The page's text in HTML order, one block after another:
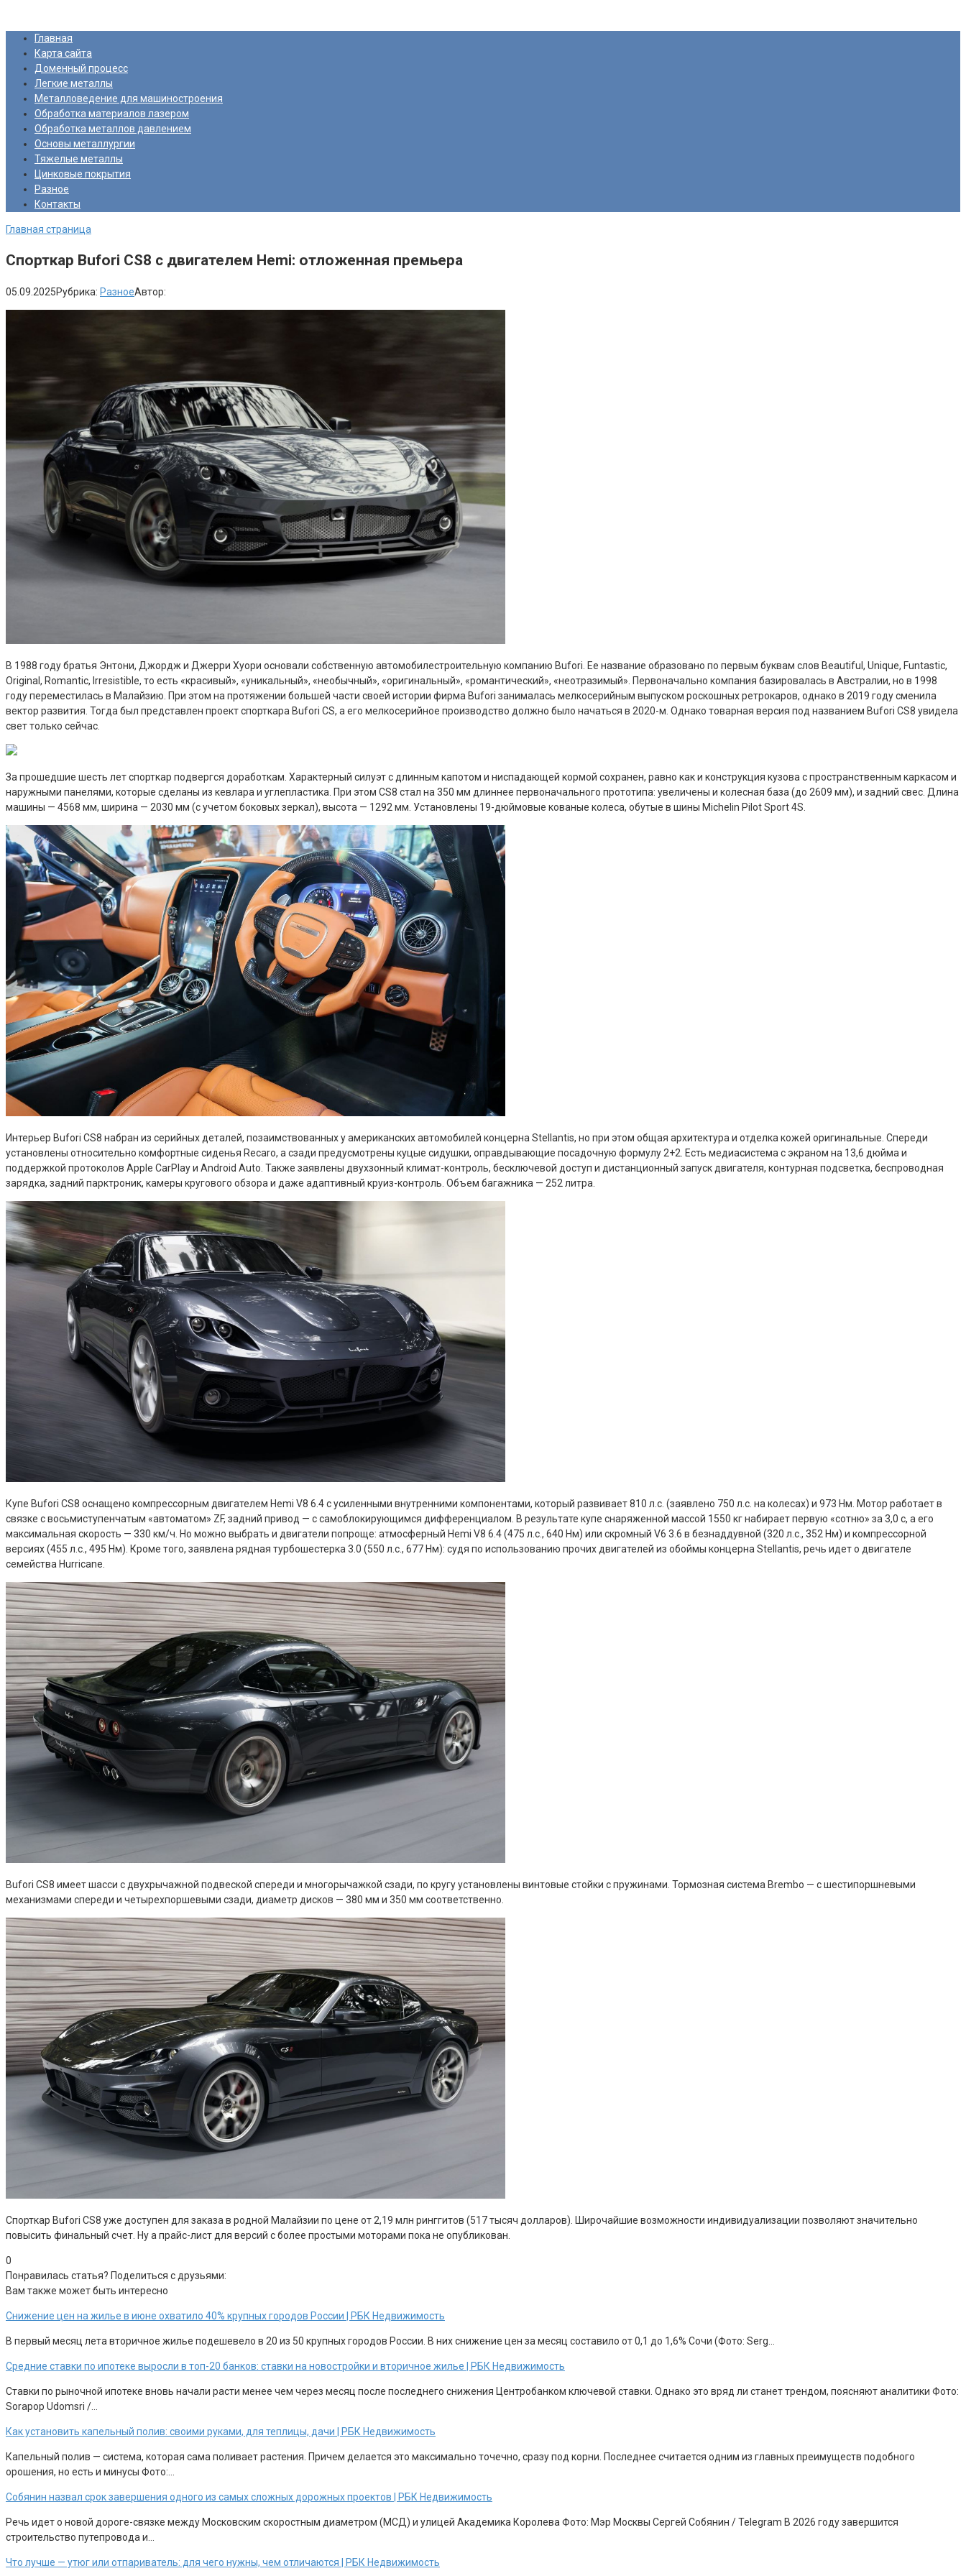
контентуГлавная
Карта сайта
Доменный процесс
Легкие металлы
Металловедение для машиностроения
Обработка материалов лазером
Обработка металлов давлением
Основы металлургии
Тяжелые металлы
Цинковые покрытия
Разное
Контакты
Главная страница
Спорткар Bufori CS8 с двигателем Hemi: отложенная премьера
05.09.2025Рубрика: РазноеАвтор:
В 1988 году братья Энтони, Джордж и Джерри Хуори основали собственную автомобилестроительную компанию Bufori. Ее название образовано по первым буквам слов Beautiful, Unique, Funtastic,
Original, Romantic, Irresistible, то есть «красивый», «уникальный», «необычный», «оригинальный», «романтический», «неотразимый». Первоначально компания базировалась в Австралии, но в 1998
году переместилась в Малайзию. При этом на протяжении большей части своей истории фирма Bufori занималась мелкосерийным выпуском роскошных ретрокаров, однако в 2019 году сменила
вектор развития. Тогда был представлен проект спорткара Bufori CS, а его мелкосерийное производство должно было начаться в 2020-м. Однако товарная версия под названием Bufori CS8 увидела
свет только сейчас.
За прошедшие шесть лет спорткар подвергся доработкам. Характерный силуэт с длинным капотом и ниспадающей кормой сохранен, равно как и конструкция кузова с пространственным каркасом и
наружными панелями, которые сделаны из кевлара и углепластика. При этом CS8 стал на 350 мм длиннее первоначального прототипа: увеличены и колесная база (до 2609 мм), и задний свес. Длина
машины — 4568 мм, ширина — 2030 мм (с учетом боковых зеркал), высота — 1292 мм. Установлены 19-дюймовые кованые колеса, обутые в шины Michelin Pilot Sport 4S.
Интерьер Bufori CS8 набран из серийных деталей, позаимствованных у американских автомобилей концерна Stellantis, но при этом общая архитектура и отделка кожей оригинальные. Спереди
установлены относительно комфортные сиденья Recaro, а сзади предусмотрены куцые сидушки, оправдывающие посадочную формулу 2+2. Есть медиасистема с экраном на 13,6 дюйма и
поддержкой протоколов Apple CarPlay и Android Auto. Также заявлены двухзонный климат-контроль, бесключевой доступ и дистанционный запуск двигателя, контурная подсветка, беспроводная
зарядка, задний парктроник, камеры кругового обзора и даже адаптивный круиз-контроль. Объем багажника — 252 литра.
Купе Bufori CS8 оснащено компрессорным двигателем Hemi V8 6.4 с усиленными внутренними компонентами, который развивает 810 л.с. (заявлено 750 л.с. на колесах) и 973 Нм. Мотор работает в
связке с восьмиступенчатым «автоматом» ZF, задний привод — c самоблокирующимся дифференциалом. В результате купе снаряженной массой 1550 кг набирает первую «сотню» за 3,0 с, а его
максимальная скорость — 330 км/ч. Но можно выбрать и двигатели попроще: атмосферный Hemi V8 6.4 (475 л.с., 640 Нм) или скромный V6 3.6 в безнаддувной (320 л.с., 352 Нм) и компрессорной
версиях (455 л.с., 495 Нм). Кроме того, заявлена рядная турбошестерка 3.0 (550 л.с., 677 Нм): судя по использованию прочих двигателей из обоймы концерна Stellantis, речь идет о двигателе
семейства Hurricane.
Bufori CS8 имеет шасси с двухрычажной подвеской спереди и многорычажкой сзади, по кругу установлены винтовые стойки с пружинами. Тормозная система Brembo — с шестипоршневыми
механизмами спереди и четырехпоршевыми сзади, диаметр дисков — 380 мм и 350 мм соответственно.
Спорткар Bufori CS8 уже доступен для заказа в родной Малайзии по цене от 2,19 млн ринггитов (517 тысяч долларов). Широчайшие возможности индивидуализации позволяют значительно
повысить финальный счет. Ну а прайс-лист для версий с более простыми моторами пока не опубликован.
0
Понравилась статья? Поделиться с друзьями:
Вам также может быть интересно
Снижение цен на жилье в июне охватило 40% крупных городов России | РБК Недвижимость
В первый месяц лета вторичное жилье подешевело в 20 из 50 крупных городов России. В них снижение цен за месяц составило от 0,1 до 1,6% Сочи (Фото: Serg…
Средние ставки по ипотеке выросли в топ-20 банков: ставки на новостройки и вторичное жилье | РБК Недвижимость
Ставки по рыночной ипотеке вновь начали расти менее чем через месяц после последнего снижения Центробанком ключевой ставки. Однако это вряд ли станет трендом, поясняют аналитики Фото:
Sorapop Udomsri /…
Как установить капельный полив: своими руками, для теплицы, дачи | РБК Недвижимость
Капельный полив — система, которая сама поливает растения. Причем делается это максимально точечно, сразу под корни. Последнее считается одним из главных преимуществ подобного
орошения, но есть и минусы Фото:…
Собянин назвал срок завершения одного из самых сложных дорожных проектов | РБК Недвижимость
Речь идет о новой дороге-связке между Московским скоростным диаметром (МСД) и улицей Академика Королева Фото: Мэр Москвы Сергей Собянин / Telegram В 2026 году завершится
строительство путепровода и…
Что лучше — утюг или отпариватель: для чего нужны, чем отличаются | РБК Недвижимость